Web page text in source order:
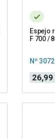
Espejo
F 700 /
Nº 3072
Precio
26,99